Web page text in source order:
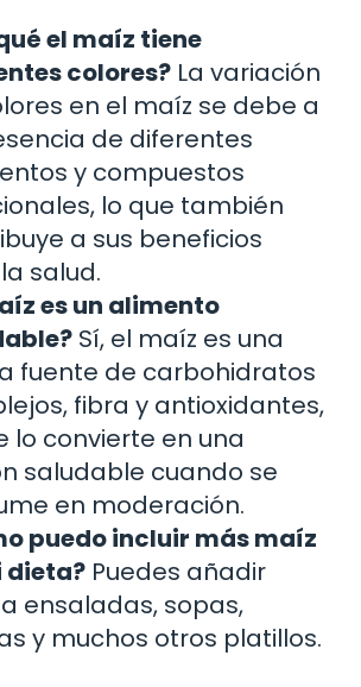
el maíz tiene
colores? La variación
en el maíz se debe a
de diferentes
y compuestos
lo que también
a sus beneficios
salud.
es un alimento
Sí, el maíz es una
fuente de carbohidratos
fibra y antioxidantes,
lo convierte en una
saludable cuando se
en moderación.
puedo incluir más maíz
dieta? Puedes añadir
ensaladas, sopas,
y muchos otros platillos.